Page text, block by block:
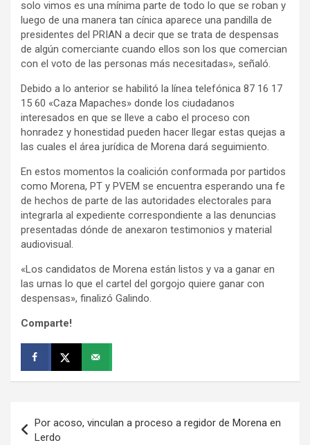
solo vimos es una mínima parte de todo lo que se roban y
luego de una manera tan cínica aparece una pandilla de
presidentes del PRIAN a decir que se trata de despensas
de algún comerciante cuando ellos son los que comercian
con el voto de las personas más necesitadas», señaló.
Debido a lo anterior se habilitó la línea telefónica 87 16 17
15 60 «Caza Mapaches» donde los ciudadanos
interesados en que se lleve a cabo el proceso con
honradez y honestidad pueden hacer llegar estas quejas a
las cuales el área jurídica de Morena dará seguimiento.
En estos momentos la coalición conformada por partidos
como Morena, PT y PVEM se encuentra esperando una fe
de hechos de parte de las autoridades electorales para
integrarla al expediente correspondiente a las denuncias
presentadas dónde de anexaron testimonios y material
audiovisual.
«Los candidatos de Morena están listos y va a ganar en
las urnas lo que el cartel del gorgojo quiere ganar con
despensas», finalizó Galindo.
Comparte!
de
Por acoso, vinculan a proceso a regidor de Morena en
Lerdo